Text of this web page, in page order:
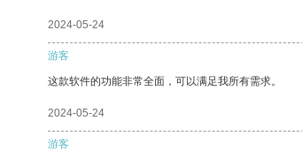
2024-05-24
游客
这款软件的功能非常全面，可以满足我所有需求。
2024-05-24
游客